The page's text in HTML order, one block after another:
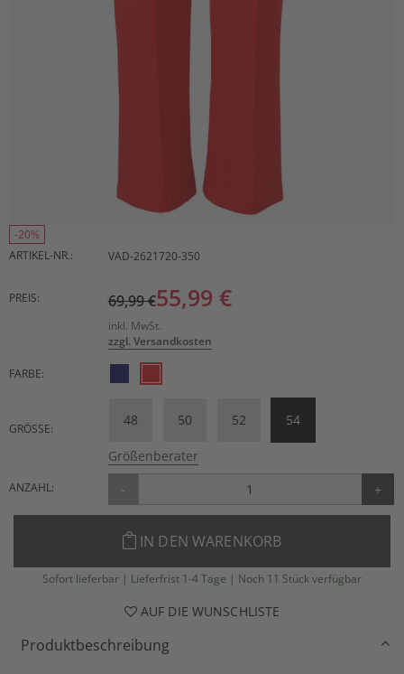
-20%
ARTIKEL-NR.:
VAD-2621720-350
PREIS: 69,99 €55,99 €
inkl. MwSt.
zzgl. Versandkosten
FARBE:
GRÖSSE:
48 50 52 54
Größenberater
ANZAHL: - +
IN DEN WARENKORB
Sofort lieferbar | Lieferfrist 1-4 Tage | Noch 11 Stück verfügbar
AUF DIE WUNSCHLISTE
Produktbeschreibung